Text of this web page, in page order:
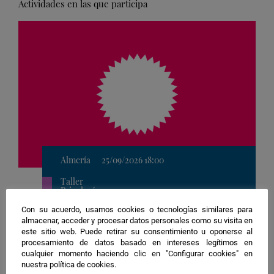
Actividades en las que participa
Almería
25/09/2026 18:00
Taller
Psicología
Ubicación
de
la
actividad
1. Rambla Federico García Lorca
Rompiendo mitos, no huesos: El
impacto de las artes marciales a nivel
físico y psicológico
Con su acuerdo, usamos cookies o tecnologías similares para
almacenar, acceder y procesar datos personales como su visita en
este sitio web. Puede retirar su consentimiento u oponerse al
procesamiento de datos basado en intereses legítimos en
cualquier momento haciendo clic en "Configurar cookies" en
nuestra política de cookies.